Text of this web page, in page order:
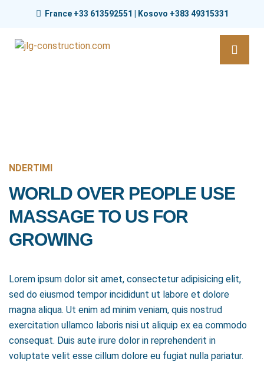
France +33 613592551 | Kosovo +383 49315331
NDERTIMI
WORLD OVER PEOPLE USE
MASSAGE TO US FOR
GROWING
Lorem ipsum dolor sit amet, consectetur adipisicing elit,
sed do eiusmod tempor incididunt ut labore et dolore
magna aliqua. Ut enim ad minim veniam, quis nostrud
exercitation ullamco laboris nisi ut aliquip ex ea commodo
consequat. Duis aute irure dolor in reprehenderit in
voluptate velit esse cillum dolore eu fugiat nulla pariatur.